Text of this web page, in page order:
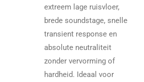
extreem lage ruisvloer,
brede soundstage, snelle
transient response en
absolute neutraliteit
zonder vervorming of
hardheid. Ideaal voor